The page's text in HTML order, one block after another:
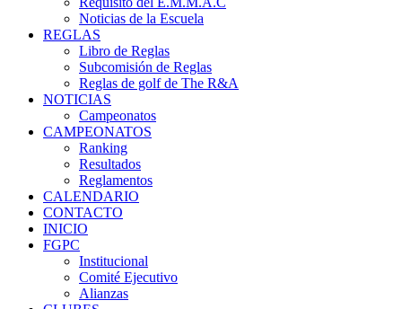
Noticias de la Escuela
REGLAS
Libro de Reglas
Subcomisión de Reglas
Reglas de golf de The R&A
NOTICIAS
Campeonatos
CAMPEONATOS
Ranking
Resultados
Reglamentos
CALENDARIO
CONTACTO
INICIO
FGPC
Institucional
Comité Ejecutivo
Alianzas